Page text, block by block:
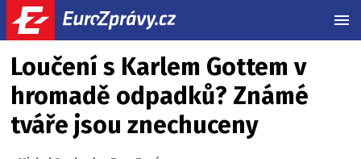
Loučení s Karlem Gottem v
hromadě odpadků? Známé
tváře jsou znechuceny